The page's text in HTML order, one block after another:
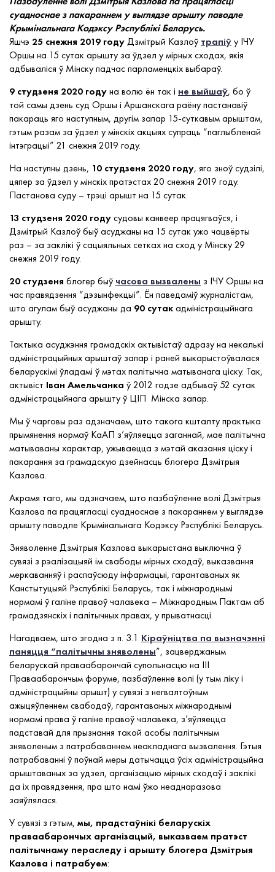
суадноснае з пакараннем у выглядзе арышту паводле
Крымінальнага Кодэксу Рэспублікі Беларусь.
Яшчэ 25 снежня 2019 годуДзмітрый Казлоў трапіўу ІЧУ
Оршы на 15 сутак арышту за ўдзел у мірных сходах, якія
адбываліся ў Мінску падчас парламенцкіх выбараў.
9 студзеня 2020 годуна волю ён так і не выйшаў, бо ў
той самы дзень суд Оршы і Аршанскага раёну пастанавіў
пакараць яго наступным, другім запар 15-суткавым арыштам,
гэтым разам за ўдзел у мінскіх акцыях супраць “паглыбленай
інтэграцыі” 21 снежня 2019 году.
На наступны дзень, 10 студзеня 2020 году, яго зноў судзілі,
цяпер за ўдзел у мінскіх пратэстах 20 снежня 2019 году.
Пастанова суду – трэці арышт на 15 сутак.
13 студзеня 2020 годусудовы канвеер працягваўся, і
Дзмітрый Казлоў быў асуджаны на 15 сутак ужо чацвёрты
раз – за заклікі ў сацыяльных сетках на сход у Мінску 29
снежня 2019 году.
20 студзеня блогер быў часова вызвалены з ІЧУ Оршы на
час правядзення “дэзынфекцыі”. Ён паведаміў журналістам,
што агулам быў асуджаны да 90 сутакадміністрацыйнага
арышту.
Тактыка асуджэння грамадскіх актывістаў адразу на некалькі
адміністрацыйных арыштаў запар і раней выкарыстоўвалася
беларускімі ўладамі ў мэтах палітычна матыванага ціску. Так,
актывіст Іван Амельчанка ў 2012 годзе адбываў 52 сутак
адміністрацыйнага арышту ў ЦІП Мінска запар.
Мы ў чарговы раз адзначаем, што такога кшталту практыка
прымянення нормаў КаАП з’яўляецца заганнай, мае палітычна
матываваны характар, ужываецца з мэтай аказання ціску і
пакарання за грамадскую дзейнасць блогера Дзмітрыя
Казлова.
Акрамя таго, мы адзначаем, што пазбаўленне волі Дзмітрыя
Казлова па працягласці суадноснае з пакараннем у выглядзе
арышту паводле Крымінальнага Кодэксу Рэспублікі Беларусь.
Зняволенне Дзмітрыя Казлова выкарыстана выключна ў
сувязі з рэалізацыяй ім свабоды мірных сходаў, выказвання
меркаванняў і распаўсюду інфармацыі, гарантаваных як
Канстытуцыяй Рэспублікі Беларусь, так і міжнароднымі
нормамі ў галіне правоў чалавека – Міжнародным Пактам аб
грамадзянскіх і палітычных правах, у прыватнасці.
Нагадваем, што згодна з п. 3.1 Кіраўніцтва па вызначэнні
паняцця “палітычны зняволены”, зацверджаным
беларускай праваабарончай супольнасцю на ІІІ
Праваабарончым форуме, пазбаўленне волі (у тым ліку і
адміністрацыйны арышт) у сувязі з негвалтоўным
ажыцяўленнем свабодаў, гарантаваных міжнароднымі
нормамі права ў галіне правоў чалавека, з’яўляецца
падставай для прызнання такой асобы палітычным
зняволеным з патрабаваннем неакладнага вызвалення. Гэтыя
патрабаванні ў поўнай меры датычацца ўсіх адміністрацыйна
арыштаваных за удзел, арганізацыю мірных сходаў і заклікі
да іх правядзення, пра што намі ўжо неаднаразова
заяўлялася.
У сувязі з гэтым, мы, прадстаўнікі беларускіх
праваабарончых арганізацый, выказваем пратэст
палітычнаму пераследу і арышту блогера Дзмітрыя
Казлова і патрабуем: